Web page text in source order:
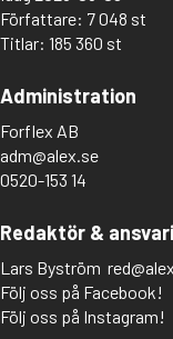
Författare: 7 048 st
Titlar: 185 360 st
Administration
Forflex AB
adm@alex.se
0520-153 14
Redaktör &
Lars Byström
Följ oss på Facebook!
Följ oss på Instagram!